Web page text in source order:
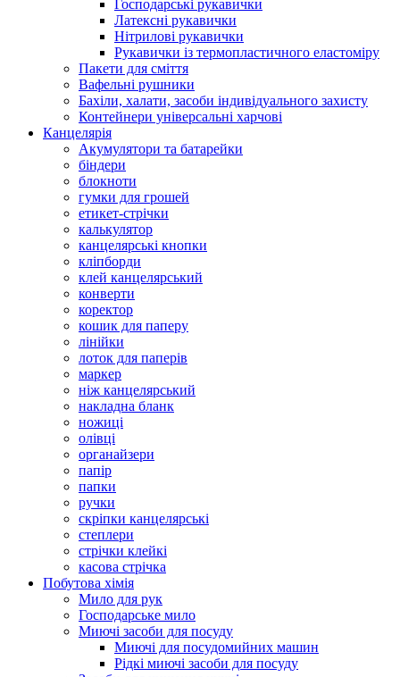
Господарські рукавички
Латексні рукавички
Нітрилові рукавички
Рукавички із термопластичного еластоміру
Пакети для сміття
Вафельні рушники
Бахіли, халати, засоби індивідуального захисту
Контейнери універсальні харчові
Канцелярія
Акумулятори та батарейки
біндери
блокноти
гумки для грошей
етикет-стрічки
калькулятор
канцелярські кнопки
кліпборди
клей канцелярський
конверти
коректор
кошик для паперу
лінійки
лоток для паперів
маркер
ніж канцелярський
накладна бланк
ножиці
олівці
органайзери
папір
папки
ручки
скріпки канцелярські
степлери
стрічки клейкі
касова стрічка
Побутова хімія
Мило для рук
Господарське мило
Миючі засоби для посуду
Миючі для посудомийних машин
Рідкі миючі засоби для посуду